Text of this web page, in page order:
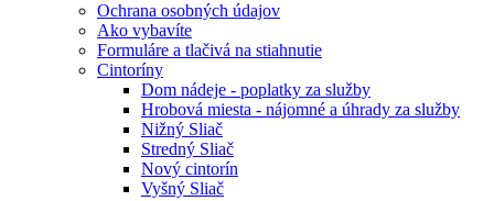
Ochrana osobných údajov
Ako vybavíte
Formuláre a tlačivá na stiahnutie
Cintoríny
Dom nádeje - poplatky za služby
Hrobová miesta - nájomné a úhrady za služby
Nižný Sliač
Stredný Sliač
Nový cintorín
Vyšný Sliač